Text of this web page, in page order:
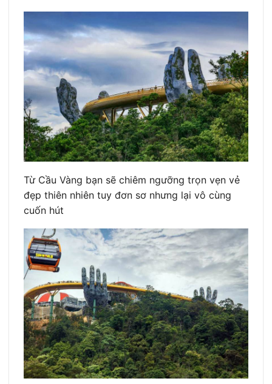
Từ Cầu Vàng bạn sẽ chiêm ngưỡng trọn vẹn vẻ
đẹp thiên nhiên tuy đơn sơ nhưng lại vô cùng
cuốn hút